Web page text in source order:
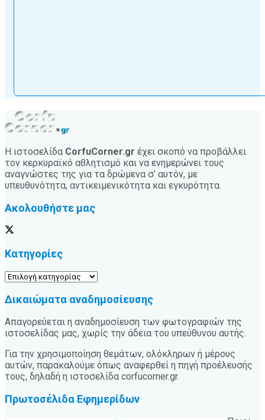
Η ιστοσελίδα CorfuCorner.gr έχει σκοπό να προβάλλει
τον κερκυραϊκό αθλητισμό και να ενημερώνει τους
αναγνώστες της για τα δρώμενα σ' αυτόν, με
υπευθυνότητα, αντικειμενικότητα και εγκυρότητα.
Ακολουθήστε μας
Κατηγορίες
Κατηγορίες
Δικαιώματα αναδημοσίευσης
Απαγορεύεται η αναδημοσίευση των φωτογραφιών της
ιστοσελίδας μας, χωρίς την άδεια του υπεύθυνου αυτής.
Για την χρησιμοποίηση θεμάτων, ολόκληρων ή μέρους
αυτών, παρακαλούμε όπως αναφερθεί η πηγή προέλευσής
τους, δηλαδή η ιστοσελίδα corfucorner.gr.
Πρωτοσέλιδα Εφημερίδων